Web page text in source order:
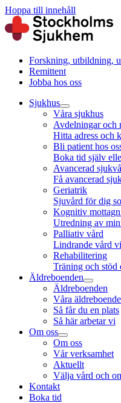
Hoppa till innehåll
Forskning, utbildning,
Remittent
Jobba hos oss
Sjukhus
Våra sjukhus
Avdelningar och
Hitta adress och
Bli patient hos
Boka tid själv
Avancerad
Få avancerad
Geriatrik
Sjuvård för dig
Kognitiv
Utredning av
Palliativ vård
Lindrande vård
Rehabilitering
Träning och stöd
Äldreboenden
Äldreboenden
Våra
Så får du en plats
Så här arbetar vi
Om oss
Om oss
Vår verksamhet
Aktuellt
Välja vård och
Kontakt
Boka tid